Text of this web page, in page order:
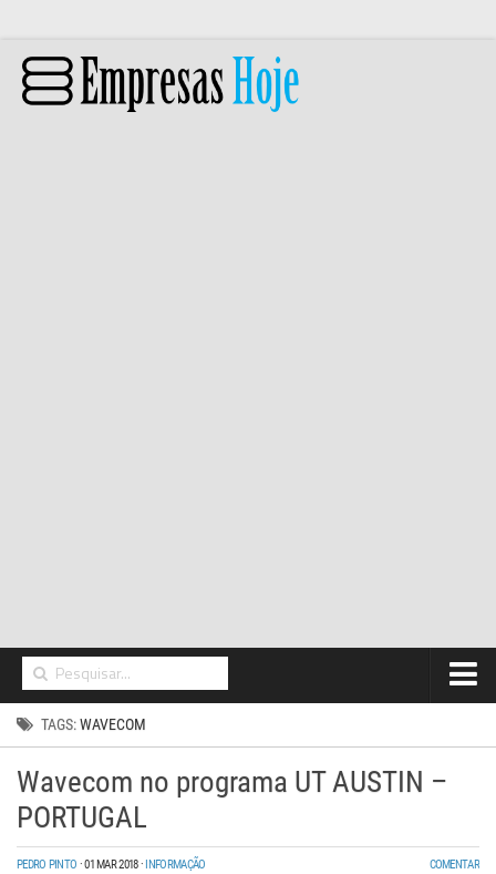
Home
Networking
Segurança
High Tech
TAGS:WAVECOM
Wavecom no programa UT AUSTIN –
PORTUGAL
PEDRO PINTO ·01 MAR 2018· INFORMAÇÃO COMENTAR